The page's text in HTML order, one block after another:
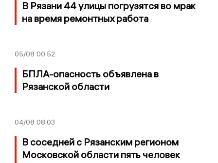
В Рязани 44 улицы погрузятся во мрак
на время ремонтных работа
05/08 00:52
БПЛА-опасность объявлена в
Рязанской области
04/08 08:03
В соседней с Рязанским регионом
Московской области пять человек